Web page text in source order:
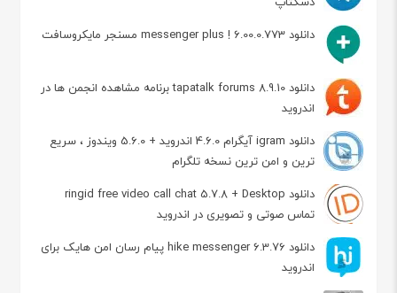
دانلود messenger plus ! 6.00.0.773 مسنجر مایکروسافت
دانلود tapatalk forums 8.9.10 برنامه مشاهده انجمن ها در
اندروید
دانلود igram آیگرام 4.6.0 اندروید + 5.6.0 ویندوز ، سریع
ترین و امن ترین نسخه تلگرام
دانلود ringid free video call chat 5.7.8 + Desktop
تماس صوتی و تصویری در اندروید
دانلود hike messenger 6.3.76 پیام‌ رسان‌ امن هایک برای
اندروید